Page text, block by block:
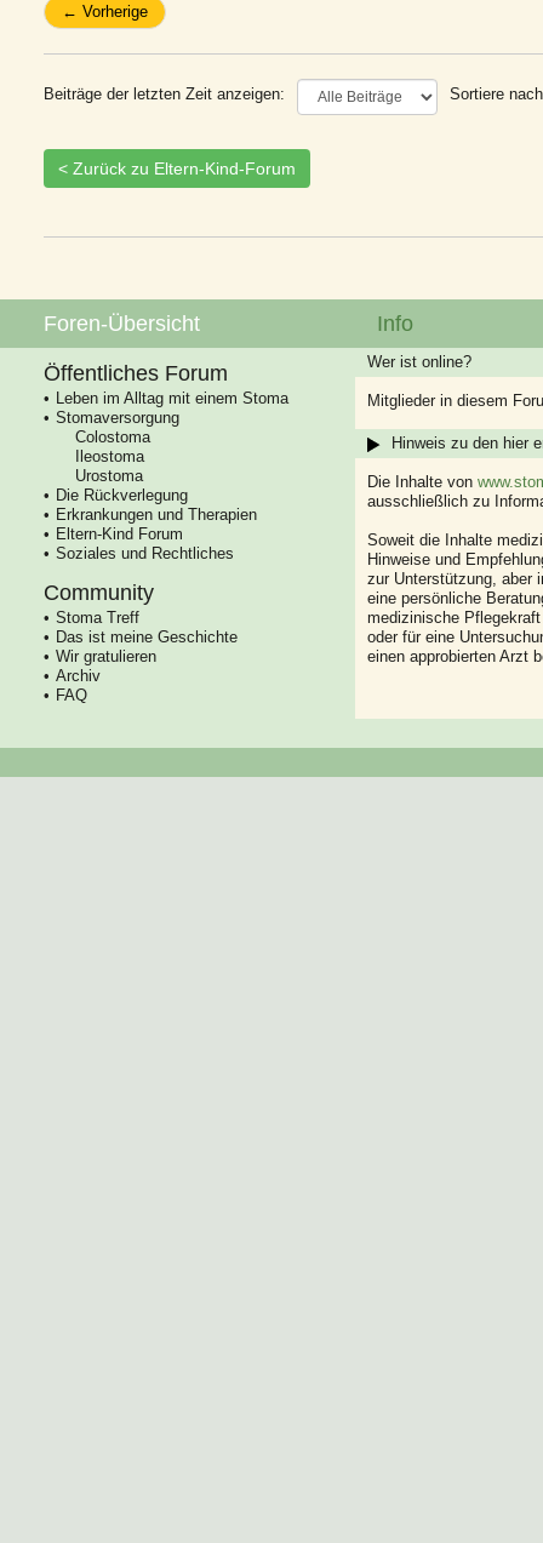
← Vorherige
Beiträge der letzten Zeit anzeigen: Sortiere
< Zurück zu Eltern-Kind-Forum
Foren-Übersicht
Öffentliches Forum
Leben im Alltag mit einem Stoma
Stomaversorgung
Colostoma
Ileostoma
Urostoma
Die Rückverlegung
Erkrankungen und Therapien
Eltern-Kind Forum
Soziales und Rechtliches
Community
Stoma Treff
Das ist meine Geschichte
Wir gratulieren
Archiv
FAQ
Info
Wer ist online?
Mitglieder in diesem
Hinweis zu den hier
Die Inhalte von
ausschließlich zu
Soweit die Inhalte
Hinweise und
zur Unterstützung, aber
eine persönliche
medizinische
oder für eine
einen approbierten Arzt